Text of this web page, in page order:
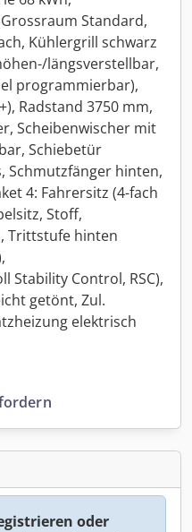
Standard,
Kühlergrill schwarz
längsverstellbar,
programmierbar),
Radstand 3750 mm,
Scheibenwischer mit
Schiebetür
Schmutzfänger hinten,
4: Fahrersitz (4-fach
Stoff,
Trittstufe hinten
Stability Control, RSC),
getönt, Zul.
elektrisch
oder